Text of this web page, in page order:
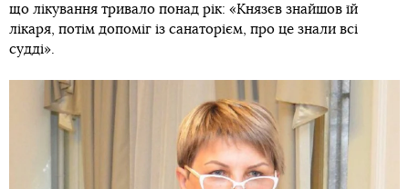
що лікування тривало понад рік: «Князєв знайшов їй
лікаря, потім допоміг із санаторієм, про це знали всі
судді».